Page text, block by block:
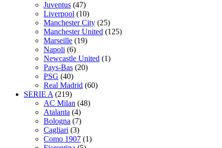
Juventus (47)
Liverpool (10)
Manchester City (25)
Manchester United (125)
Marseille (19)
Napoli (6)
Newcastle United (1)
Pays-Bas (20)
PSG (40)
Real Madrid (60)
SERIE A (219)
AC Milan (48)
Atalanta (4)
Bologna (7)
Cagliari (3)
Como 1907 (1)